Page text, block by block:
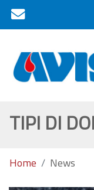
TIPI DI
Home News